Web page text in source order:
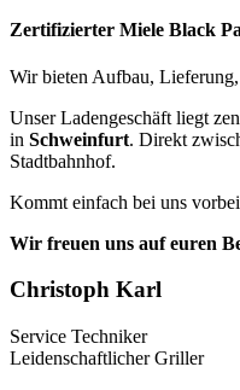
Zertifizierter Miele Black
Wir bieten Aufbau,
Unser Ladengeschäft liegt
in Schweinfurt. Direkt
Stadtbahnhof.
Kommt einfach bei uns
Wir freuen uns auf euren
Christoph Karl
Service Techniker
Leidenschaftlicher Griller